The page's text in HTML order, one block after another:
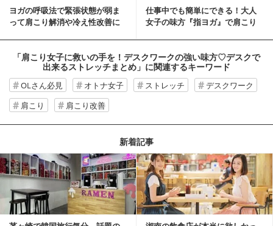
ヨガの呼吸法で緊張状態が弱ま
って肩こり解消や冷え性改善に
仕事中でも簡単にできる！大人
女子の味方『指ヨガ』で肩こり
「肩こり女子に救いの手を！デスクワークの強い味方♡デスクで
出来るストレッチまとめ」 に関連するキーワード
OLさん必見 オトナ女子 ストレッチ
デスクワーク
肩こり
肩こり改善
新着記事